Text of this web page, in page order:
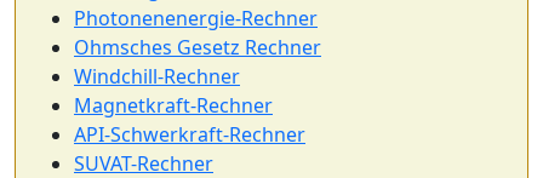
Photonenenergie-Rechner
Ohmsches Gesetz Rechner
Windchill-Rechner
Magnetkraft-Rechner
API-Schwerkraft-Rechner
SUVAT-Rechner